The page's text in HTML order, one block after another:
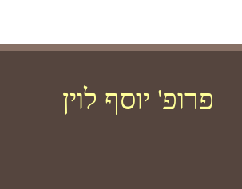
פרופ' יוסף לוין